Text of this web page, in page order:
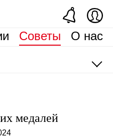
Советы О нас
медалей